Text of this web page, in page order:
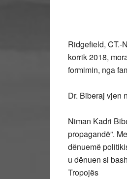
Ridgefield, CT.-
korrik 2018,
formimin, nga
Dr. Biberaj vjen
Niman Kadri
propagandë”.
dënuemë
u dënuen si
Tropojës